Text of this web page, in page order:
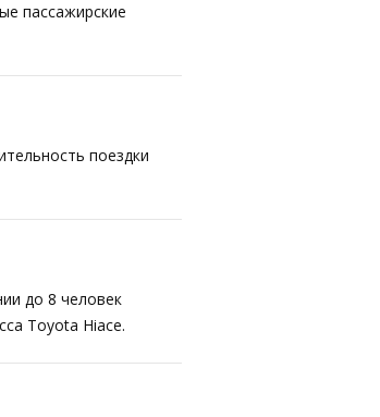
пассажирские
поездки
до 8 человек
Toyota Hiace.